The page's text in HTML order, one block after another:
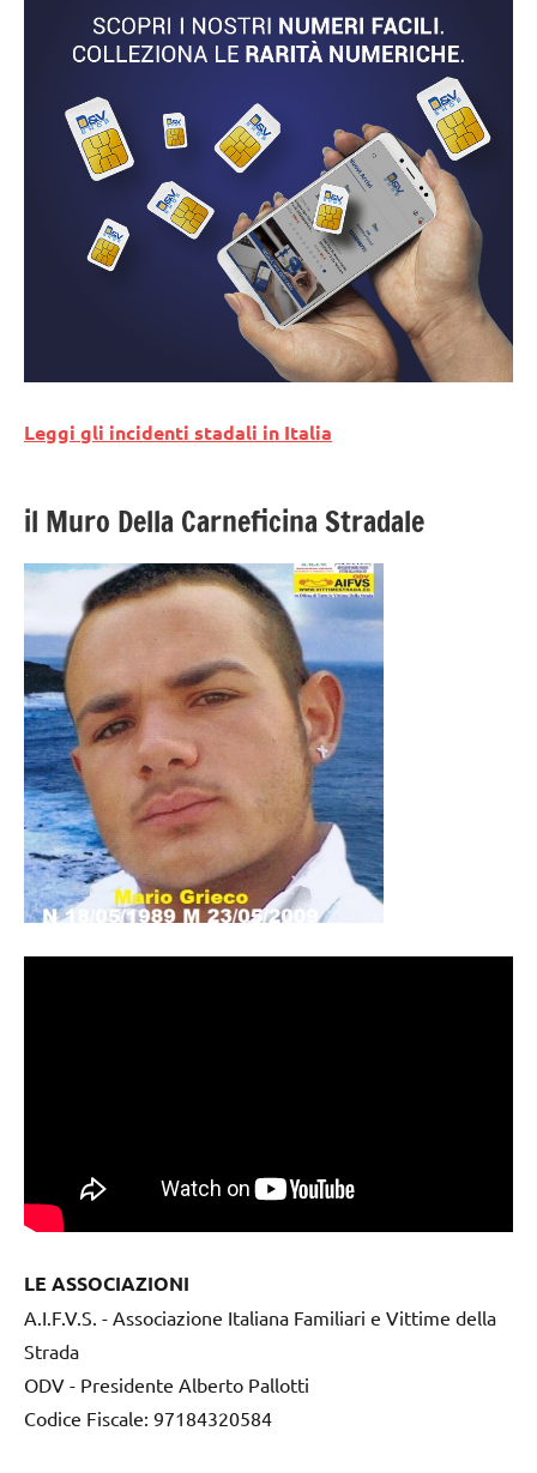
Leggi gli incidenti stadali in Italia
il Muro Della Carneficina Stradale
LE ASSOCIAZIONI
A.I.F.V.S. - Associazione Italiana Familiari e Vittime della
Strada
ODV - Presidente Alberto Pallotti
Codice Fiscale: 97184320584